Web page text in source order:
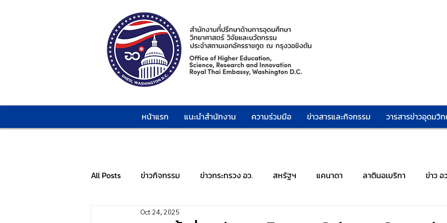
หน้าแรก แนะนำสำนักงาน ความร่วมมือ ข่าวสารและกิจกรรม วารสารข่าวอุดมวิ
All Posts ข่าวกิจกรรม ข่าวกระทรวง อว. สหรัฐฯ แคนาดา ลาตินอเมริกา ข่าว อ
Oct 24, 2025